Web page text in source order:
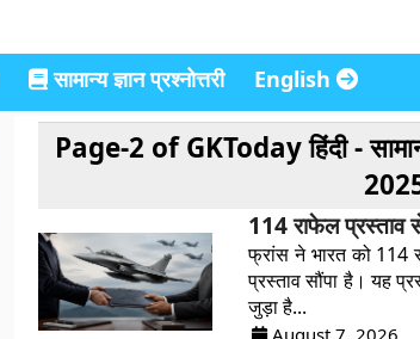
सामान्य ज्ञान प्रश्नोत्तरी English
Page-2 ofGKToday हिंदी -
114 राफेल प्रस्ताव
फ्रांस ने भारत को 114
प्रस्ताव सौंपा है। यह
जुड़ा है...
August 7, 2026